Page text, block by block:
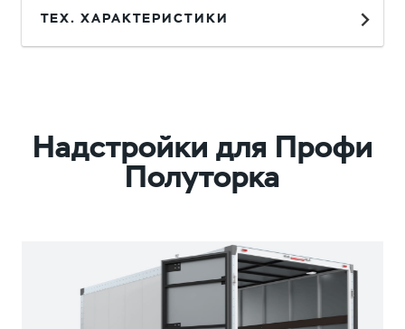
ТЕХ. ХАРАКТЕРИСТИКИ
Надстройки для Профи
Полуторка